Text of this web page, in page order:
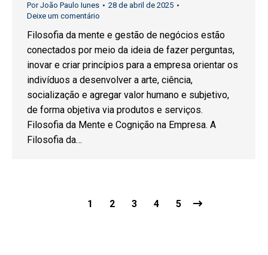
PorJoão Paulo Iunes
28 de abril de 2025
Deixe um comentário
Filosofia da mente e gestão de negócios estão
conectados por meio da ideia de fazer perguntas,
inovar e criar princípios para a empresa orientar os
indivíduos a desenvolver a arte, ciência,
socialização e agregar valor humano e subjetivo,
de forma objetiva via produtos e serviços.
Filosofia da Mente e Cognição na Empresa. A
Filosofia da…
1 2 3 4 5